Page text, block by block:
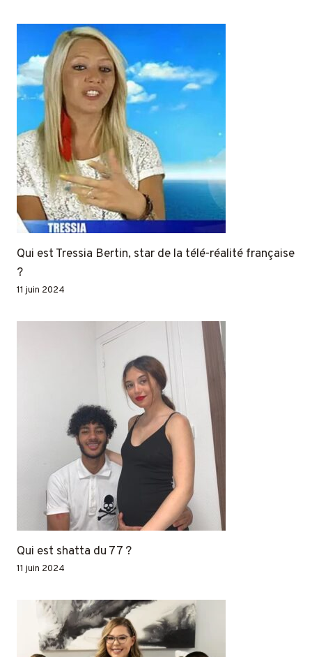
Qui est Tressia Bertin, star de la télé-réalité française
?
11 juin 2024
Qui est shatta du 77 ?
11 juin 2024